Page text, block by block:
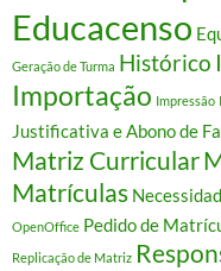
Educacenso
Geração de Turma Histórico
Importação Impressão
Justificativa e Abono de
Matriz Curricular
Matrículas
OpenOffice Pedido de
Replicação de Matriz